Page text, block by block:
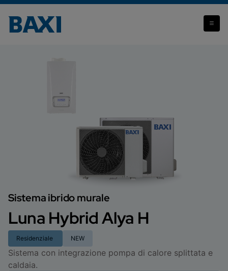
Luna Hybrid Alya H
Sistema ibrido murale
Luna Hybrid Alya H
Residenziale NEW
Sistema con integrazione pompa di calore splittata e
caldaia.